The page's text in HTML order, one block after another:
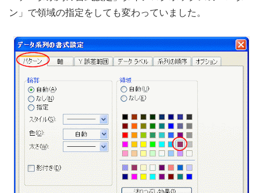
ン」で領域の指定をしても変わっていました。